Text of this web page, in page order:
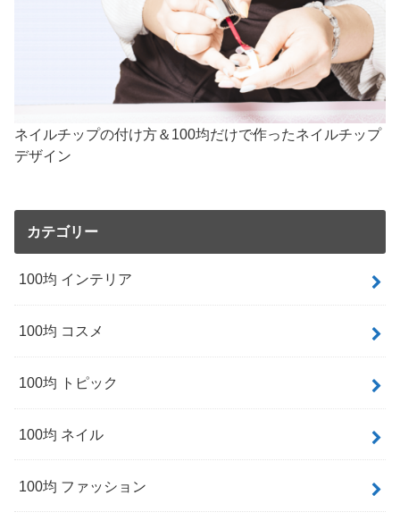
ネイルチップの付け方＆100均だけで作ったネイルチップ
デザイン
カテゴリー
100均 インテリア
100均 コスメ
100均 トピック
100均 ネイル
100均 ファッション